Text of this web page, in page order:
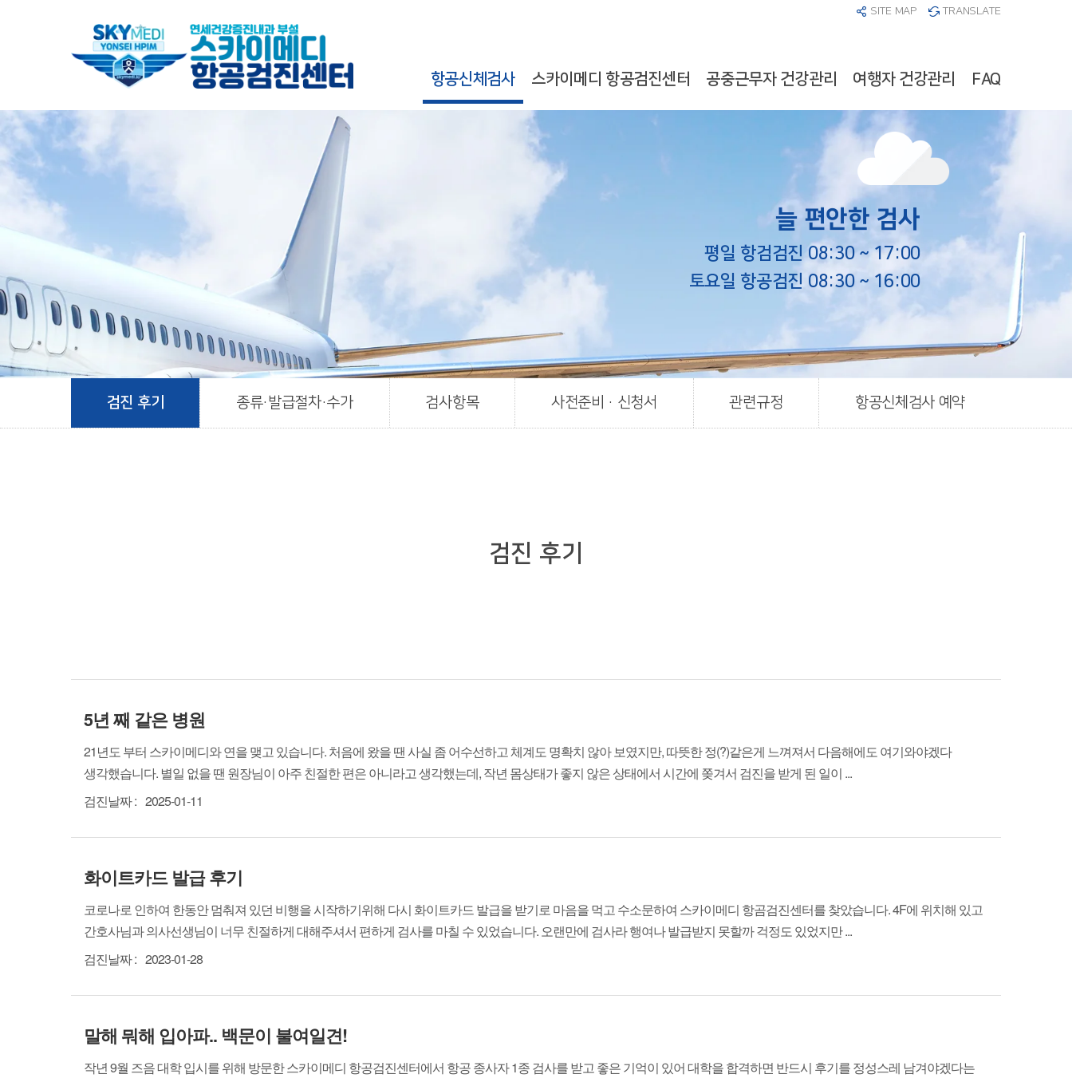
SITE MAP TRANSLATE
항공신체검사 스카이메디 항공검진센터 공중근무자 건강관리 여행자 건강관리 FAQ
늘 편안한 검사
평일 항검검진 08:30 ~ 17:00
토요일 항공검진 08:30 ~ 16:00
검진 후기 종류·발급절차·수가 검사항목 사전준비 · 신청서 관련규정 항공신체검사 예약
검진 후기
5년 째 같은 병원
21년도 부터 스카이메디와 연을 맺고 있습니다. 처음에 왔을 땐 사실 좀 어수선하고 체계도 명확치 않아 보였지만, 따뜻한 정(?)같은게 느껴져서 다음해에도 여기와야겠다
생각했습니다. 별일 없을 땐 원장님이 아주 친절한 편은 아니라고 생각했는데, 작년 몸상태가 좋지 않은 상태에서 시간에 쫒겨서 검진을 받게 된 일이 ...
검진날짜 : 2025-01-11
화이트카드 발급 후기
코로나로 인하여 한동안 멈춰져 있던 비행을 시작하기위해 다시 화이트카드 발급을 받기로 마음을 먹고 수소문하여 스카이메디 항곰검진센터를 찾았습니다. 4F에 위치해 있고
간호사님과 의사선생님이 너무 친절하게 대해주셔서 편하게 검사를 마칠 수 있었습니다. 오랜만에 검사라 행여나 발급받지 못할까 걱정도 있었지만 ...
검진날짜 : 2023-01-28
말해 뭐해 입아파.. 백문이 불여일견!
작년 9월 즈음 대학 입시를 위해 방문한 스카이메디 항공검진센터에서 항공 종사자 1종 검사를 받고 좋은 기억이 있어 대학을 합격하면 반드시 후기를 정성스레 남겨야겠다는